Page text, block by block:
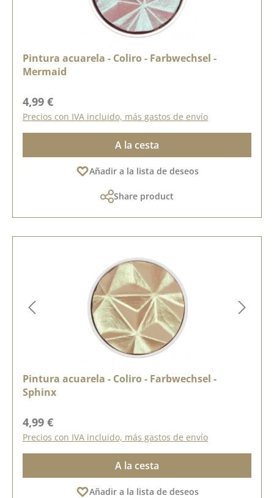
Pintura acuarela - Coliro - Farbwechsel -
Mermaid
Precio normal:
4,99 €
Precios con IVA incluido, más gastos de envío
A la cesta
Añadir a la lista de deseos
Share product
Pintura acuarela - Coliro - Farbwechsel -
Sphinx
Precio normal:
4,99 €
Precios con IVA incluido, más gastos de envío
A la cesta
Añadir a la lista de deseos